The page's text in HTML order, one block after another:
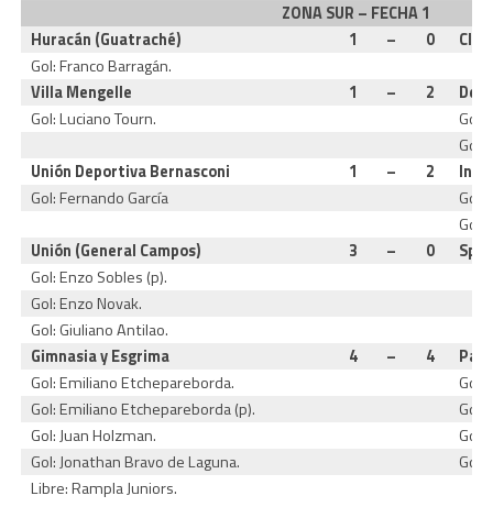
ZONA SUR – FECHA 1
Huracán (Guatraché)
1 – 0
Gol: Franco Barragán.
Villa Mengelle
1 – 2
Gol: Luciano Tourn.
Gol:
Gol:
Unión Deportiva Bernasconi
1 – 2
Gol: Fernando García
Gol:
Gol:
Unión (General Campos)
3 – 0
Gol: Enzo Sobles (p).
Gol: Enzo Novak.
Gol: Giuliano Antilao.
Gimnasia y Esgrima
4 – 4
Gol: Emiliano Etchepareborda.
Gol:
Gol: Emiliano Etchepareborda (p).
Gol:
Gol: Juan Holzman.
Gol:
Gol: Jonathan Bravo de Laguna.
Gol:
Libre: Rampla Juniors.